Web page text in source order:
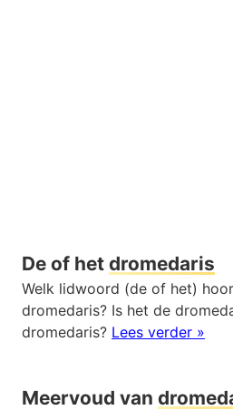
De of het dromedaris
Welk lidwoord (de of het)
dromedaris? Is het de
dromedaris? Lees verder »
Meervoud van